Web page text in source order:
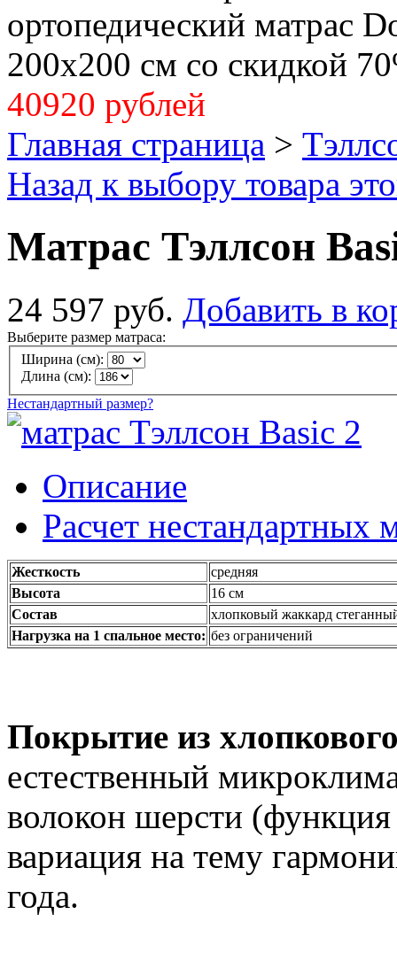
ортопедический матрас
200x200 см со скидкой
40920 рублей
Главная страница >
Назад к выбору товара
Матрас Тэллсон
24 597 руб. Добавить в
Выберите размер матраса:
Ширина (см):
Длина (см):
Нестандартный размер?
Описание
Расчет нестандартных
Жесткость
средняя
Высота
16 см
Состав
хлопковый жаккард
Нагрузка на 1 спальное место: без ограничений
Покрытие из
естественный
волокон шерсти
вариация на тему
года.